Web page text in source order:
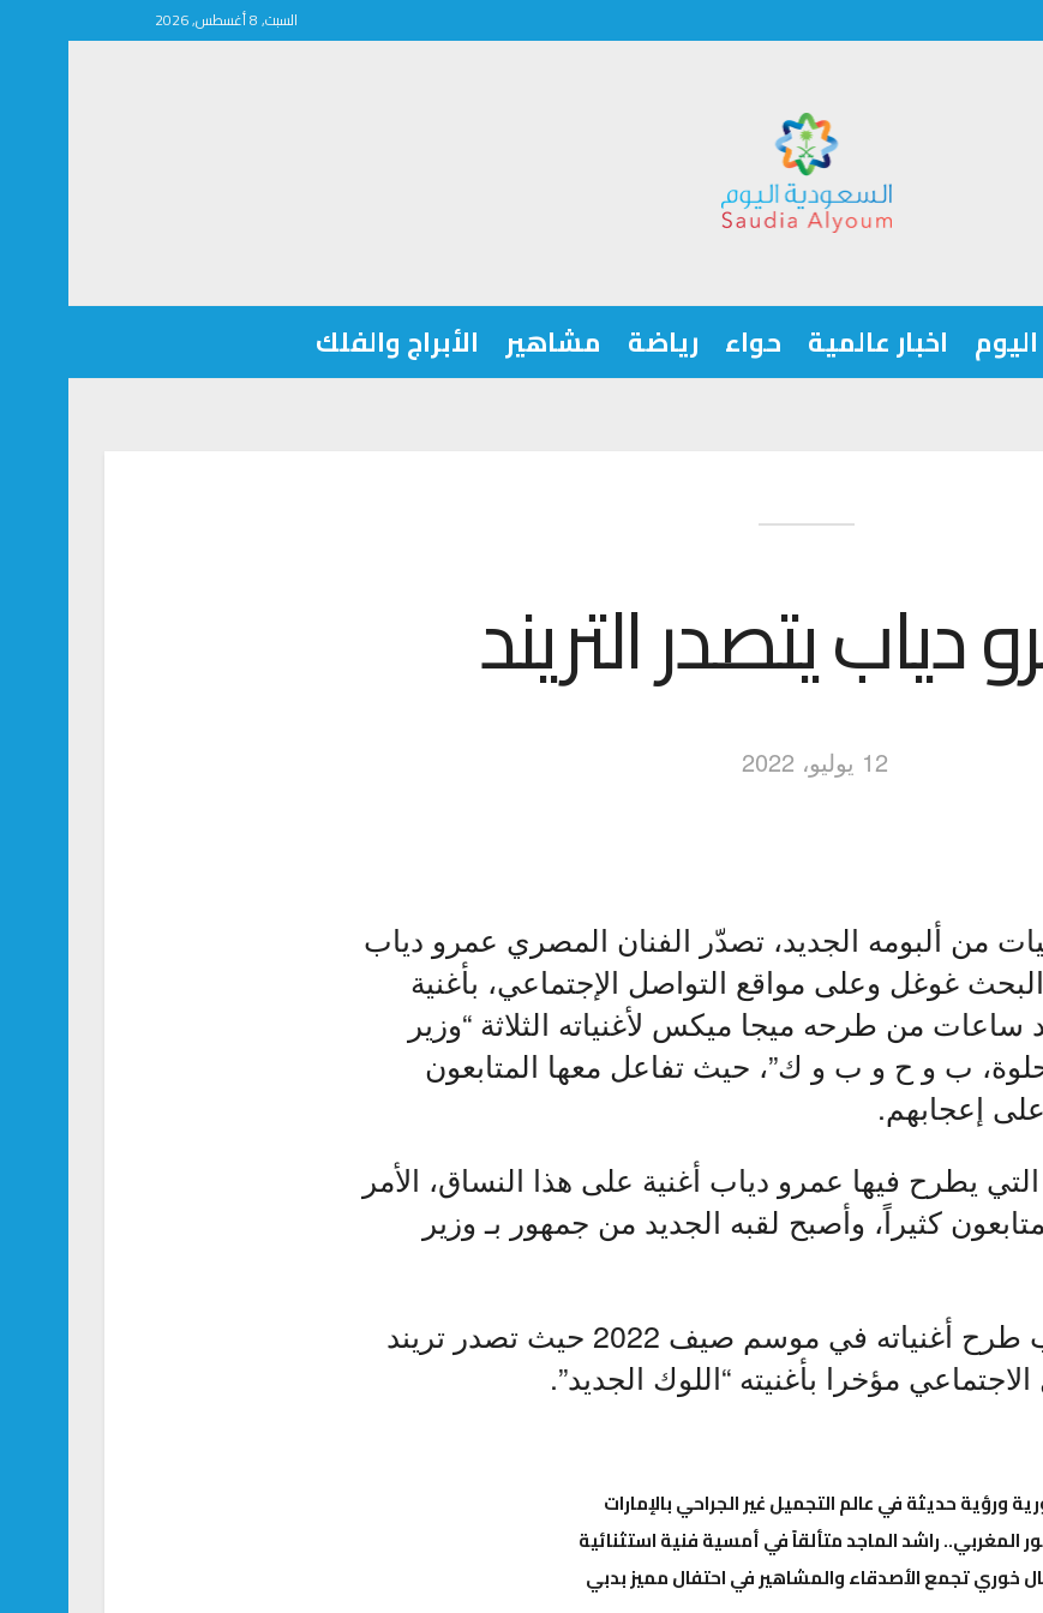
السبت, 8 أغسطس, 2026
اخبار عالمية حواء رياضة مشاهير الأبراج والفلك
دياب يتصدر التريند
12 يوليو، 2022
من ألبومه الجديد، تصدّر الفنان المصري ​عمرو دياب​
غوغل وعلى مواقع التواصل الإجتماعي، بأغنية
ساعات من طرحه ميجا ميكس لأغنياته الثلاثة “وزير
ب و ح و ب و ك”، حيث تفاعل معها المتابعون
إعجابهم.
يطرح فيها عمرو دياب أغنية على هذا النساق، الأمر
كثيراً، وأصبح لقبه الجديد من جمهور بـ وزير
ويواصل عمرو دياب طرح أغنياته في موسم صيف 2022 حيث تصدر تريند
مؤخرا بأغنيته “اللوك الجديد”.
ورؤية حديثة في عالم التجميل غير الجراحي بالإمارات
المغربي.. راشد الماجد متألقاً في أمسية فنية استثنائية
خوري تجمع الأصدقاء والمشاهير في احتفال مميز بدبي